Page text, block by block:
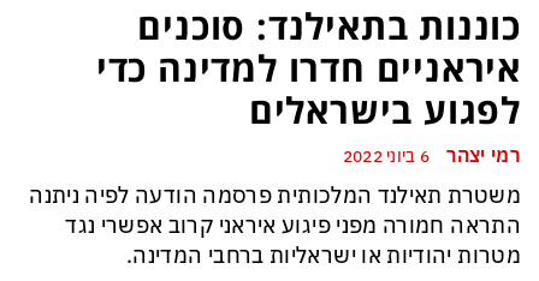
מי היה מאמין שבאר שבע תנצח את הכוכב האדום?
ומיירטים להגנה – טראמפ נשאר רק עם ציוצי האיום המגוחכים שלא מזיזים לטהרן
כמדיניות: כך הפכה ההוצאה להורג לכלי ההרתעה המרכזי של המשטר האיראני
א-סיסי, ארדואן ושליט קטאר מכנסים פגישת ״כיפה אדומה״ לנתניהו בנושא עזה
כוננות בתאילנד: סוכנים
איראניים חדרו למדינה כדי
לפגוע בישראלים
רמי יצהר
משטרת תאילנד המלכותית פרסמה הודעה לפיה ניתנה
התראה חמורה מפני פיגוע איראני קרוב אפשרי נגד
מטרות יהודיות או ישראליות ברחבי המדינה.